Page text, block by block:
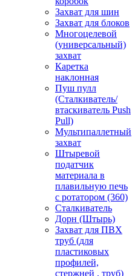
Захват для шин
Захват для блоков
Многоцелевой
(универсальный)
захват
Каретка
наклонная
Пуш пулл
(Сталкиватель/
втаскиватель Push
Pull)
Мультипаллетный
захват
Штыревой
податчик
материала в
плавильную печь
с ротатором (360)
Сталкиватель
Дорн (Штырь)
Захват для ПВХ
труб (для
пластиковых
профилей,
стержней , труб)